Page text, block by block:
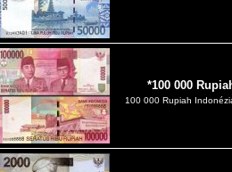
*100 000
100 000 Rupiah